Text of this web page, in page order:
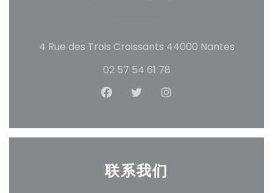
4 Rue des Trois Croissants 44000 Nantes((在新
02 57 54 61 78
Facebook ((在新窗口中打开))
Twitter ((在新窗口中打开
Instagram ((在新窗
联系我们